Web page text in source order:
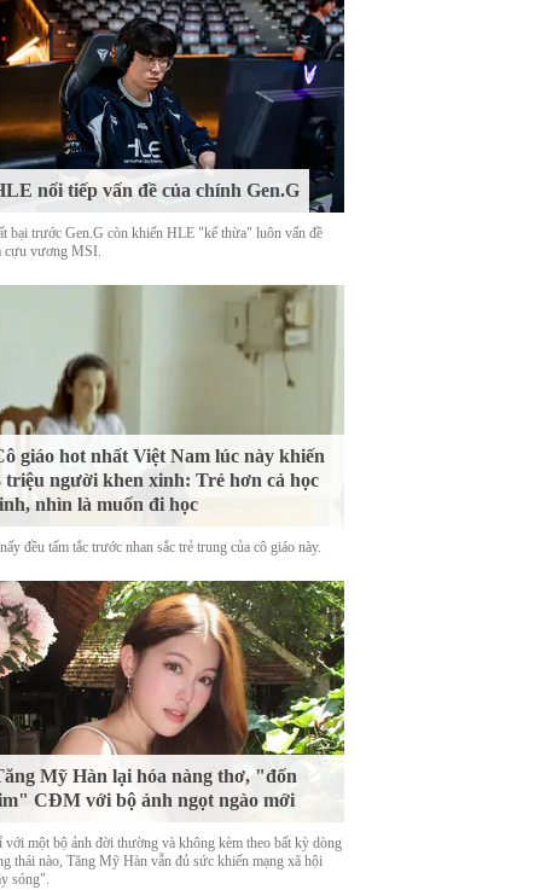
nối tiếp vấn đề của chính Gen.G
bại trước Gen.G còn khiến HLE "kế thừa" luôn vấn đề
cựu vương MSI.
giáo hot nhất Việt Nam lúc này khiến
triệu người khen xinh: Trẻ hơn cả học
nhìn là muốn đi học
đều tấm tắc trước nhan sắc trẻ trung của cô giáo này.
Mỹ Hàn lại hóa nàng thơ, "đốn
CĐM với bộ ảnh ngọt ngào mới
với một bộ ảnh đời thường và không kèm theo bất kỳ dòng
thái nào, Tăng Mỹ Hàn vẫn đủ sức khiến mạng xã hội
sóng".